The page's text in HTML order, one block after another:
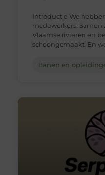
Introductie We
medewerkers. Samen
Vlaamse rivieren en
schoongemaakt. En
Banen en